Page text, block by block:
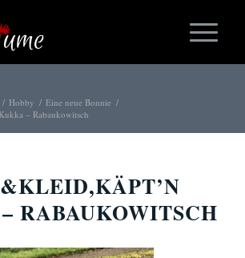
/ Hobby / Eine neue Bonnie /
– Rabaukowitsch
RABAUKOWITSCH